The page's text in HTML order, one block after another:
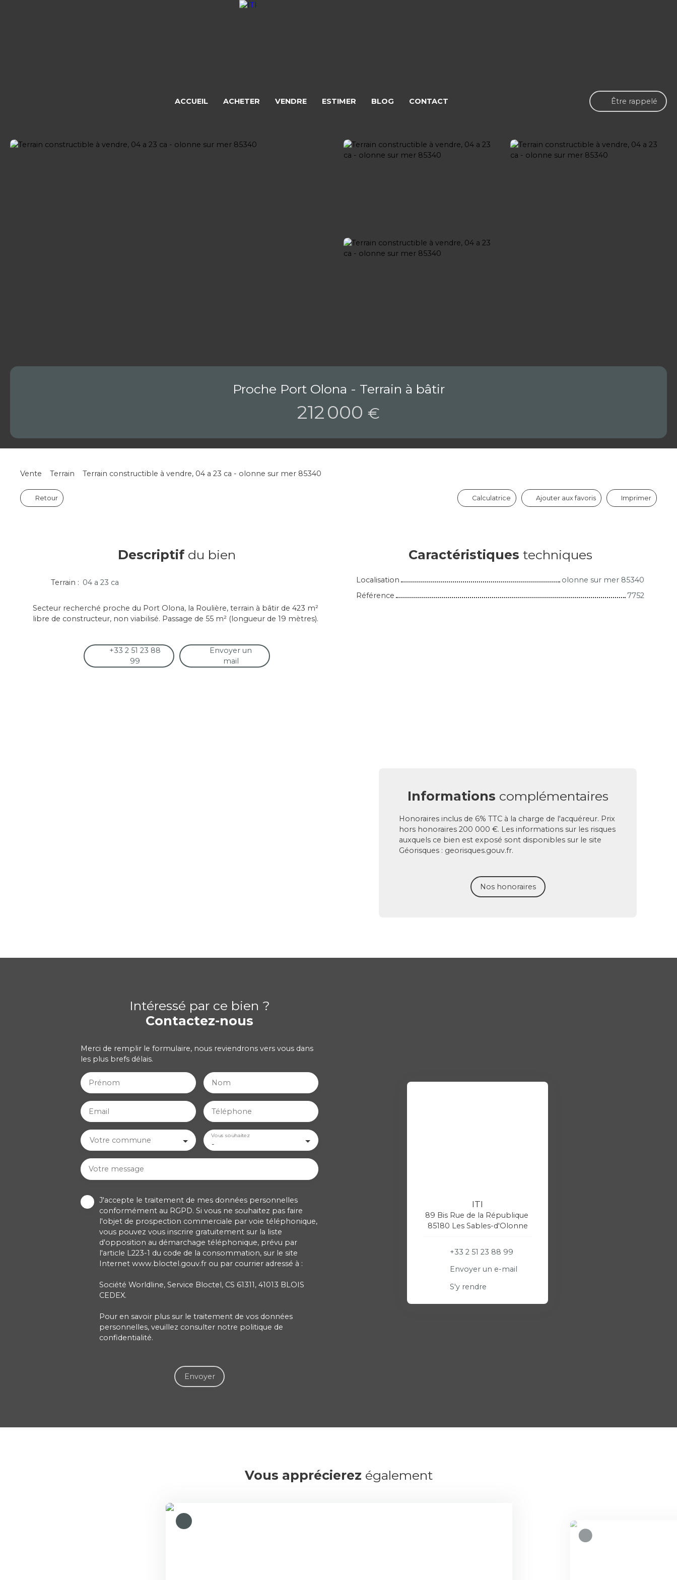
ACCUEIL ACHETER VENDRE ESTIMER BLOG CONTACT Être rappelé
Proche Port Olona - Terrain à bâtir
212 000 €
Vente Terrain Terrain constructible à vendre, 04 a 23 ca - olonne sur mer 85340
Retour Calculatrice Ajouter aux favoris Imprimer
Descriptifdu bien
Terrain : 04 a 23 ca
Secteur recherché proche du Port Olona, la Roulière, terrain à bâtir de 423 m²
libre de constructeur, non viabilisé. Passage de 55 m² (longueur de 19 mètres).
+33 2 51 23 88
99
Envoyer un
mail
Caractéristiques techniques
Localisation
olonne sur mer 85340
Référence
7752
Informations complémentaires
Honoraires inclus de 6% TTC à la charge de l'acquéreur. Prix
hors honoraires 200 000 €. Les informations sur les risques
auxquels ce bien est exposé sont disponibles sur le site
Géorisques : georisques.gouv.fr.
Nos honoraires
Intéressé par ce bien ?
Contactez-nous
Merci de remplir le formulaire, nous reviendrons vers vous dans
les plus brefs délais.
Prénom Nom
Email Téléphone
Votre commune -
Vous souhaitez
Votre message
J'accepte le traitement de mes données personnelles
conformément au RGPD. Si vous ne souhaitez pas faire
l'objet de prospection commerciale par voie téléphonique,
vous pouvez vous inscrire gratuitement sur la liste
d'opposition au démarchage téléphonique, prévu par
l'article L223-1 du code de la consommation, sur le site
Internet www.bloctel.gouv.fr ou par courrier adressé à :
Société Worldline, Service Bloctel, CS 61311, 41013 BLOIS
CEDEX.
Pour en savoir plus sur le traitement de vos données
personnelles, veuillez consulter notre politique de
confidentialité.
Envoyer
ITI
89 Bis Rue de la République
85180 Les Sables-d'Olonne
+33 2 51 23 88 99
Envoyer un e-mail
S'y rendre
Vous apprécierez également